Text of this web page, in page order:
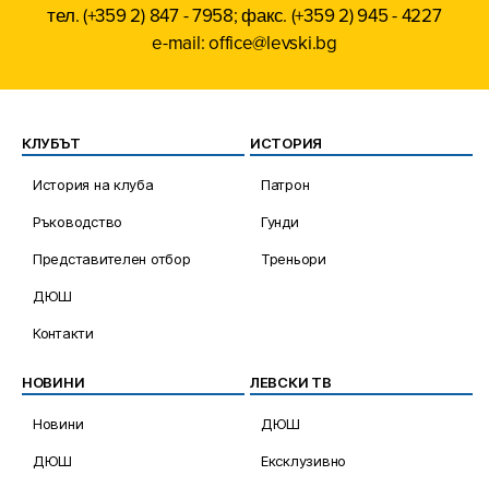
тел. (+359 2) 847 - 7958; факс. (+359 2) 945 - 4227
e-mail: office@levski.bg
КЛУБЪТ
История на клуба
Ръководство
Представителен отбор
ДЮШ
Контакти
ИСТОРИЯ
Патрон
Гунди
Треньори
НОВИНИ
Новини
ДЮШ
ЛЕВСКИ ТВ
ДЮШ
Ексклузивно